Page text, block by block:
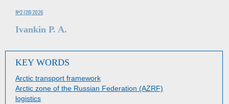
№2 (26) 2026
Ivankin P. A.
KEY WORDS
Arctic transport framework
Arctic zone of the Russian Federation (AZRF)
logistics